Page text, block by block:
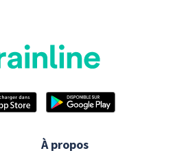
À propos